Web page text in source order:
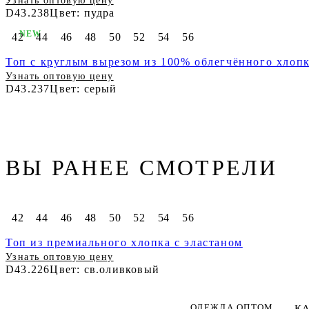
D43.238Цвет: пудра
42 44 46 48 50 52 54 56
Топ с круглым вырезом из 100% облегчённого
Узнать оптовую цену
D43.237Цвет: серый
NEW
ВЫ РАНЕЕ СМОТРЕЛИ
42 44 46 48 50 52 54 56
Топ из премиального хлопка с эластаном
Узнать оптовую цену
D43.226Цвет: св.оливковый